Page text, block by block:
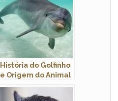
História do Golfinho
e Origem do Animal